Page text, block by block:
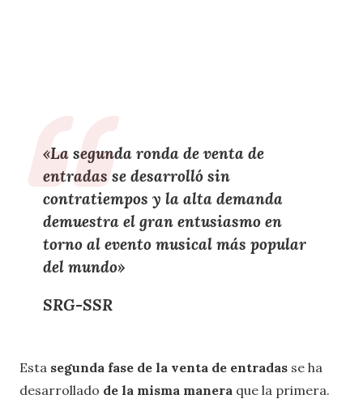
«La segunda ronda de venta de
entradas se desarrolló sin
contratiempos y la alta demanda
demuestra el gran entusiasmo en
torno al evento musical más popular
del mundo»
SRG-SSR
Esta segunda fase de la venta de entradas se ha
desarrollado de la misma manera que la primera.